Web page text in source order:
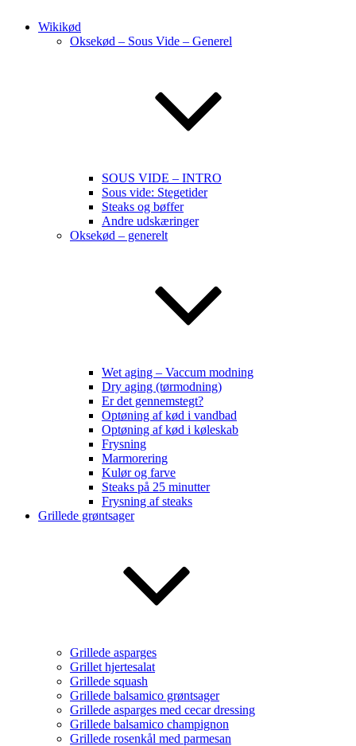
Wikikød
Oksekød – Sous Vide – Generel
SOUS VIDE – INTRO
Sous vide: Stegetider
Steaks og bøffer
Andre udskæringer
Oksekød – generelt
Wet aging – Vaccum modning
Dry aging (tørmodning)
Er det gennemstegt?
Optøning af kød i vandbad
Optøning af kød i køleskab
Frysning
Marmorering
Kulør og farve
Steaks på 25 minutter
Frysning af steaks
Grillede grøntsager
Grillede asparges
Grillet hjertesalat
Grillede squash
Grillede balsamico grøntsager
Grillede asparges med cecar dressing
Grillede balsamico champignon
Grillede rosenkål med parmesan